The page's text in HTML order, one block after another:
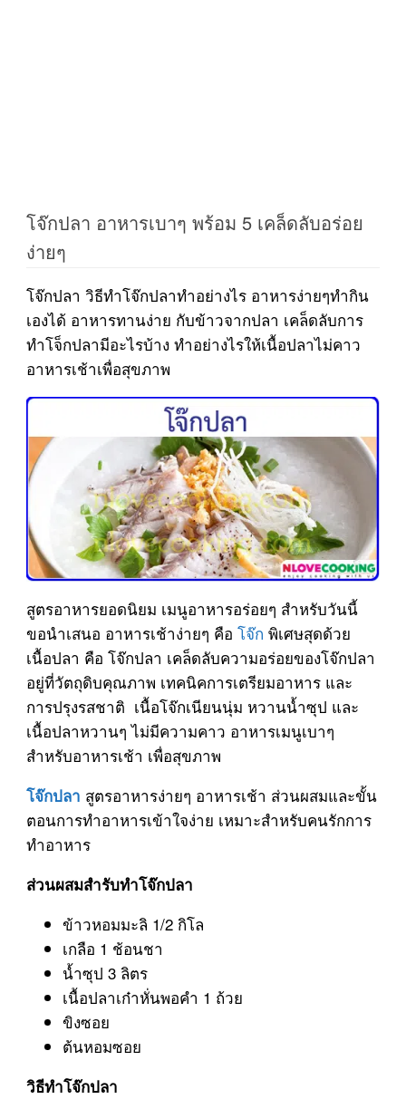
โจ๊กปลา อาหารเบาๆ พร้อม 5 เคล็ดลับอร่อย
ง่ายๆ
โจ๊กปลา วิธีทำโจ๊กปลาทำอย่างไร อาหารง่ายๆทำกิน
เองได้ อาหารทานง่าย กับข้าวจากปลา เคล็ดลับการ
ทำโจ็กปลามีอะไรบ้าง ทำอย่างไรให้เนื้อปลาไม่คาว
อาหารเช้าเพื่อสุขภาพ
สูตรอาหารยอดนิยม เมนูอาหารอร่อยๆ สำหรับวันนี้
ขอนำเสนอ อาหารเช้าง่ายๆ คือ โจ๊ก พิเศษสุดด้วย
เนื้อปลา คือ โจ๊กปลา เคล็ดลับความอร่อยของโจ๊กปลา
อยู่ที่วัตถุดิบคุณภาพ เทคนิคการเตรียมอาหาร และ
การปรุงรสชาติ เนื้อโจ๊กเนียนนุ่ม หวานน้ำซุป และ
เนื้อปลาหวานๆ ไม่มีความคาว อาหารเมนูเบาๆ
สำหรับอาหารเช้า เพื่อสุขภาพ
โจ๊กปลา สูตรอาหารง่ายๆ อาหารเช้า ส่วนผสมและขั้น
ตอนการทำอาหารเข้าใจง่าย เหมาะสำหรับคนรักการ
ทำอาหาร
ส่วนผสมสำรับทำโจ๊กปลา
ข้าวหอมมะลิ 1/2 กิโล
เกลือ 1 ช้อนชา
น้ำซุป 3 ลิตร
เนื้อปลาเก๋าหั่นพอคำ 1 ถ้วย
ขิงซอย
ต้นหอมซอย
วิธีทำโจ๊กปลา